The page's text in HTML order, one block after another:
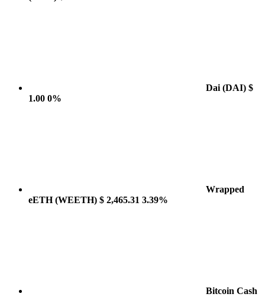
Dai (DAI) $
1.00 0%
Wrapped
eETH(WEETH) $ 2,465.31 3.39%
Bitcoin Cash